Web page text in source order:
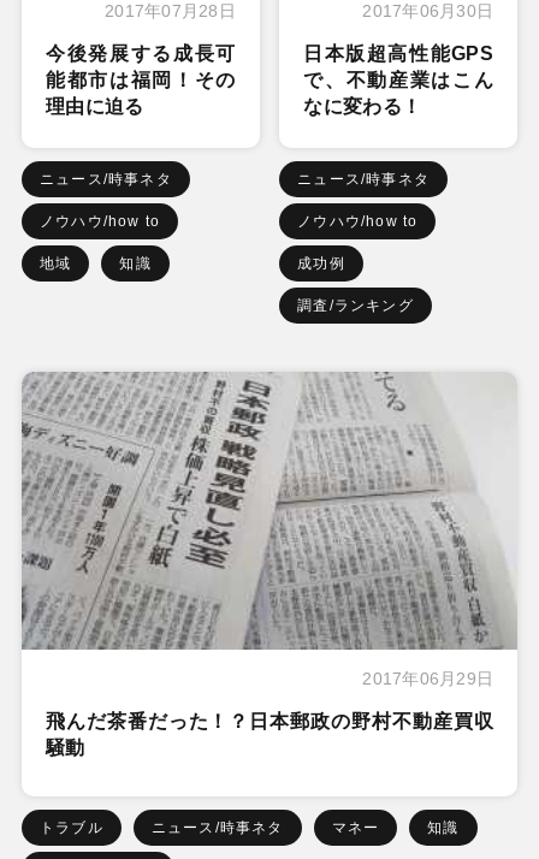
2017年07月28日
今後発展する成長可
能都市は福岡！その
理由に迫る
ニュース/時事ネタ
ノウハウ/how to
地域 知識
2017年06月30日
日本版超高性能GPS
で、不動産業はこん
なに変わる！
ニュース/時事ネタ
ノウハウ/how to
成功例
調査/ランキング
2017年06月29日
飛んだ茶番だった！？日本郵政の野村不動産買収
騒動
トラブル ニュース/時事ネタ マネー 知識